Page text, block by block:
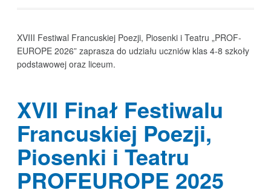
XVIII Festiwal Francuskiej Poezji, Piosenki i Teatru „PROF-
EUROPE 2026” zaprasza do udziału uczniów klas 4-8 szkoły
podstawowej oraz liceum.
XVII Finał Festiwalu
Francuskiej Poezji,
Piosenki i Teatru
PROFEUROPE 2025